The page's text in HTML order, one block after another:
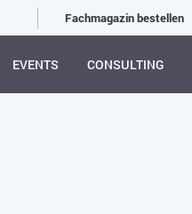
Fachmagazin bestellen
EVENTS CONSULTING